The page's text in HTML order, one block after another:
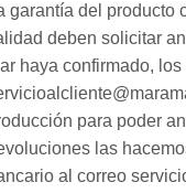
garantía del producto
deben solicitar
haya confirmado,
para poder
las
al correo